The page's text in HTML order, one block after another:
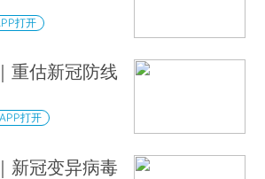
打开
重估新冠防线
APP打开
新冠变异病毒